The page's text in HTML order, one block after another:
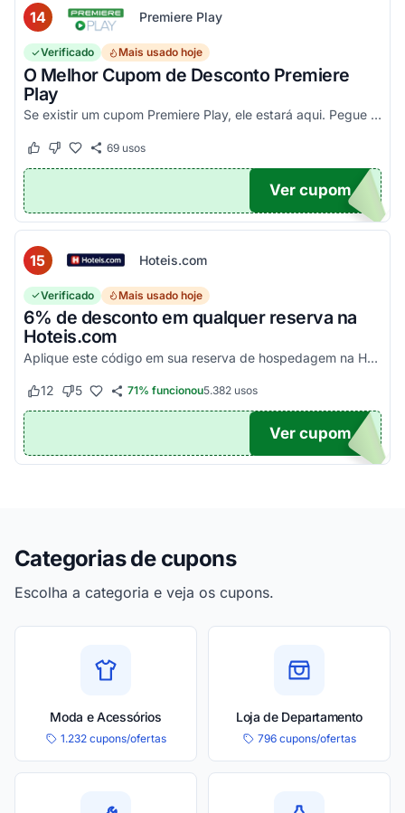
14 Premiere Play
Verificado Mais usado hoje
O Melhor Cupom de Desconto Premiere
Play
Se existir um cupom Premiere Play, ele estará aqui. Pegue seu código promocional e confira agora!
Este cupom funcionou
Este cupom não funcionou
69usos
TICO
Ver cupom
15 Hoteis.com
Verificado Mais usado hoje
6% de desconto em qualquer reserva na
Hoteis.com
Aplique este código em sua reserva de hospedagem na Hoteis.com para obter 6% de desconto em estabelecimentos participantes da promoção.
Este cupom funcionou
12 Este cupom não funcionou
5 71% funcionou5.382usos
POM6
Ver cupom
Categorias de cupons
Escolha a categoria e veja os cupons.
Moda e Acessórios
1.232 cupons/ofertas
Loja de Departamento
796 cupons/ofertas